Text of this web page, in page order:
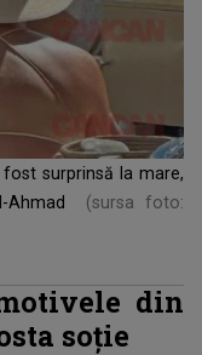
surprinsă la mare,
Ahmad
(sursa foto:
din
soție